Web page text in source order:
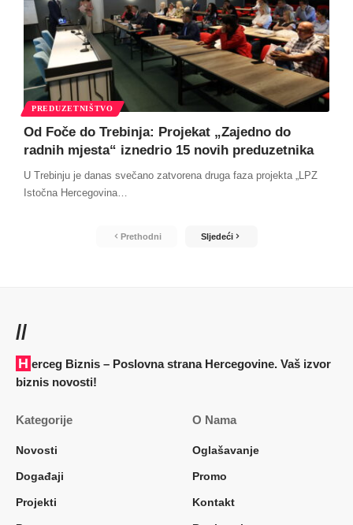
PREDUZETNIŠTVO
Od Foče do Trebinja: Projekat „Zajedno do
radnih mjesta“ iznedrio 15 novih preduzetnika
U Trebinju je danas svečano zatvorena druga faza projekta „LPZ
Istočna Hercegovina
Prethodni Sljedeći
//
Herceg Biznis – Poslovna strana Hercegovine. Vaš izvor
biznis novosti!
Kategorije
Novosti
Događaji
Projekti
O Nama
Oglašavanje
Promo
Kontakt